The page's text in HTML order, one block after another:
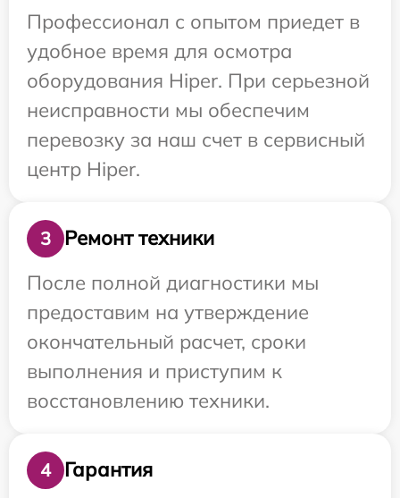
Профессионал с опытом приедет в
удобное время для осмотра
оборудования Hiper. При серьезной
неисправности мы обеспечим
перевозку за наш счет в сервисный
центр Hiper.
3
Ремонт техники
После полной диагностики мы
предоставим на утверждение
окончательный расчет, сроки
выполнения и приступим к
восстановлению техники.
4
Гарантия